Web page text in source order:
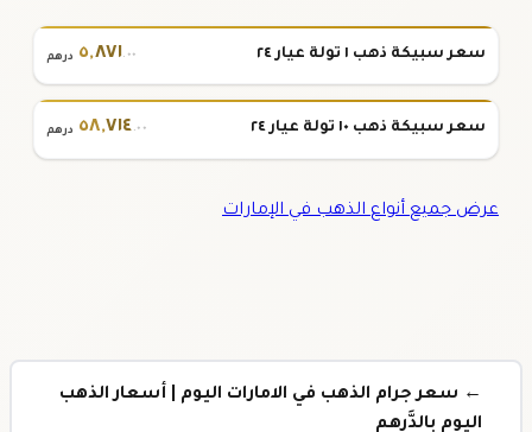
سعر سبيكة ذهب ١ تولة عيار ٢٤ ٥,٨٧١.٠٠ درهم
سعر سبيكة ذهب ١٠ تولة عيار ٢٤ ٥٨,٧١٤.٠٠ درهم
عرض جميع أنواع الذهب في الإمارات
← سعر جرام الذهب في الامارات اليوم | أسعار الذهب
اليوم بالدَّرهم